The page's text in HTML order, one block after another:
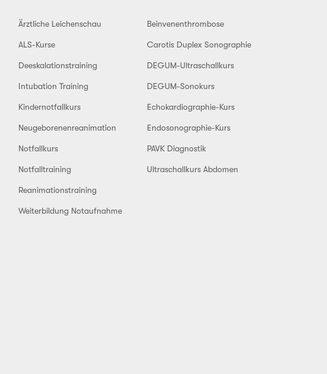
Ärztliche Leichenschau
ALS-Kurse
Deeskalationstraining
Intubation Training
Kindernotfallkurs
Neugeborenenreanimation
Notfallkurs
Notfalltraining
Reanimationstraining
Weiterbildung Notaufnahme
Beinvenenthrombose
Carotis Duplex Sonographie
DEGUM-Ultraschallkurs
DEGUM-Sonokurs
Echokardiographie-Kurs
Endosonographie-Kurs
PAVK Diagnostik
Ultraschallkurs Abdomen